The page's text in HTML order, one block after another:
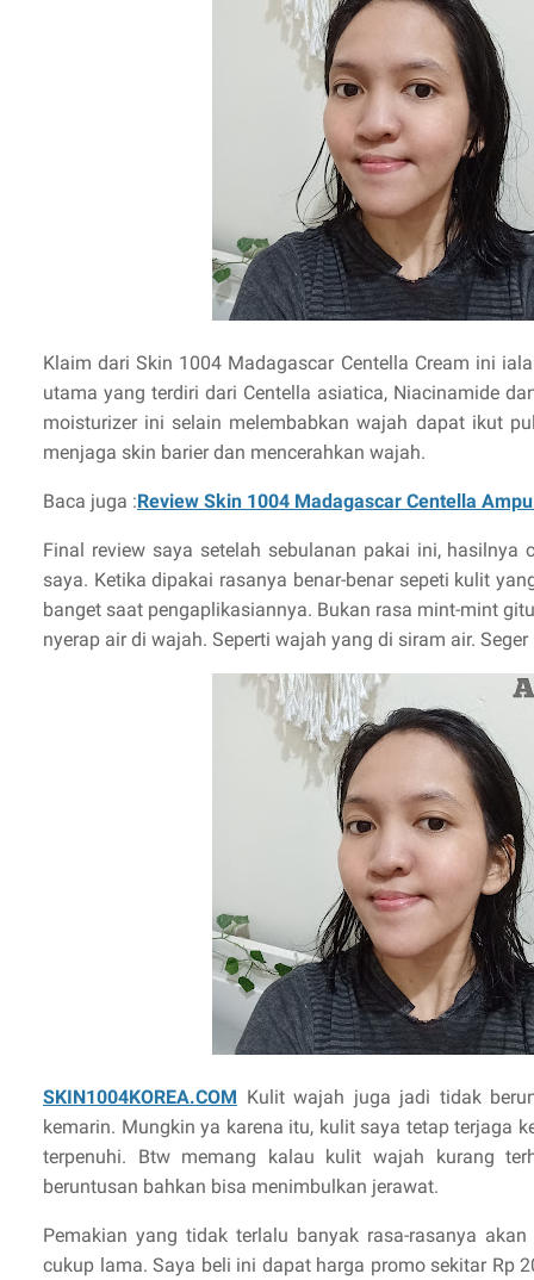
Klaim dari Skin 1004 Madagascar Centella Cream ini
utama yang terdiri dari Centella asiatica, Niacinamide
moisturizer ini selain melembabkan wajah dapat ikut
menjaga skin barier dan mencerahkan wajah.
Baca juga :Review Skin 1004 Madagascar Centella
Final review saya setelah sebulanan pakai ini, hasilnya
saya. Ketika dipakai rasanya benar-benar sepeti kulit
banget saat pengaplikasiannya. Bukan rasa mint-mint
nyerap air di wajah. Seperti wajah yang di siram air. Seger
SKIN1004KOREA.COM Kulit wajah juga jadi tidak
kemarin. Mungkin ya karena itu, kulit saya tetap terjaga
terpenuhi. Btw memang kalau kulit wajah kurang
beruntusan bahkan bisa menimbulkan jerawat.
Pemakian yang tidak terlalu banyak rasa-rasanya
cukup lama. Saya beli ini dapat harga promo sekitar Rp